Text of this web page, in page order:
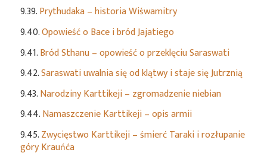
9.39.Prythudaka – historia Wiśwamitry
9.40.Opowieść o Bace i bród Jajatiego
9.41.Bród Sthanu – opowieść o przeklęciu Saraswati
9.42.Saraswati uwalnia się od klątwy i staje się Jutrznią
9.43.Narodziny Karttikeji – zgromadzenie niebian
9.44.Namaszczenie Karttikeji – opis armii
9.45.Zwycięstwo Karttikeji – śmierć Taraki i rozłupanie
góry Krauńća